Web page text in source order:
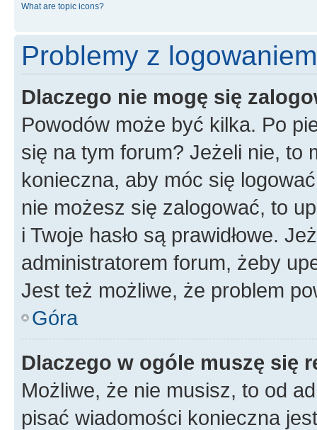
What are topic icons?
Problemy z
Dlaczego nie mogę się
Powodów może być kilka. Po
się na tym forum? Jeżeli nie, to
konieczna, aby móc się
nie możesz się zalogować, to
i Twoje hasło są prawidłowe.
administratorem forum, żeby
Jest też możliwe, że problem
Góra
Dlaczego w ogóle muszę się
Możliwe, że nie musisz, to od
pisać wiadomości konieczna